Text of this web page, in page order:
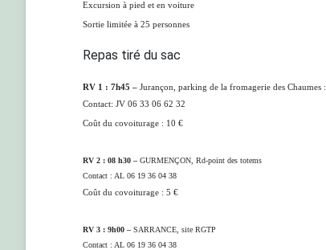
Excursion à pied et en voiture
Sortie limitée à 25 personnes
Repas tiré du sac
RV 1 : 7h45 – Jurançon, parking de la fromagerie des Chaumes :
Contact: JV 06 33 06 62 32
Coût du covoiturage : 10 €
RV 2 : 08 h30 – GURMENÇON, Rd-point des totems
Contact : AL 06 19 36 04 38
Coût du covoiturage : 5 €
RV 3 : 9h00 – SARRANCE, site RGTP
Contact : AL 06 19 36 04 38